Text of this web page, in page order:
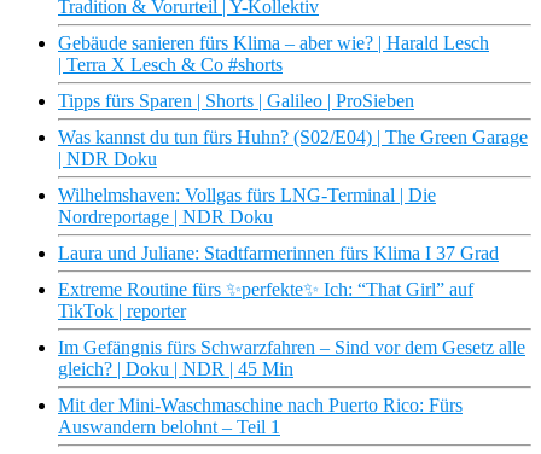
Tradition & Vorurteil | Y-Kollektiv
Gebäude sanieren fürs Klima – aber wie? | Harald Lesch
| Terra X Lesch & Co #shorts
Tipps fürs Sparen | Shorts | Galileo | ProSieben
Was kannst du tun fürs Huhn? (S02/E04) | The Green Garage
| NDR Doku
Wilhelmshaven: Vollgas fürs LNG-Terminal | Die
Nordreportage | NDR Doku
Laura und Juliane: Stadtfarmerinnen fürs Klima I 37 Grad
Extreme Routine fürs ✨perfekte✨ Ich: “That Girl” auf
TikTok | reporter
Im Gefängnis fürs Schwarzfahren – Sind vor dem Gesetz alle
gleich? | Doku | NDR | 45 Min
Mit der Mini-Waschmaschine nach Puerto Rico: Fürs
Auswandern belohnt – Teil 1